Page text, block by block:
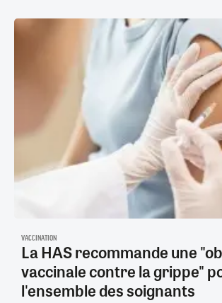
VACCINATION
La HAS recommande une
vaccinale contre la grippe"
l'ensemble des soignants